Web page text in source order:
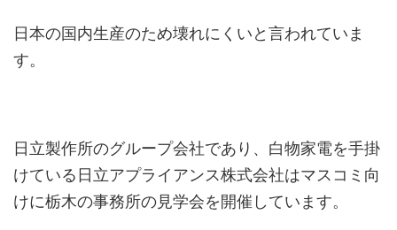
日本の国内生産のため壊れにくいと言われていま
す。
日立製作所のグループ会社であり、白物家電を手掛
けている日立アプライアンス株式会社はマスコミ向
けに栃木の事務所の見学会を開催しています。